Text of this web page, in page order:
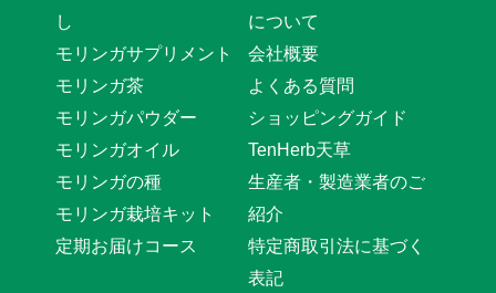
し
モリンガサプリメント
モリンガ茶
モリンガパウダー
モリンガオイル
モリンガの種
モリンガ栽培キット
定期お届けコース
について
会社概要
よくある質問
ショッピングガイド
TenHerb天草
生産者・製造業者のご
紹介
特定商取引法に基づく
表記